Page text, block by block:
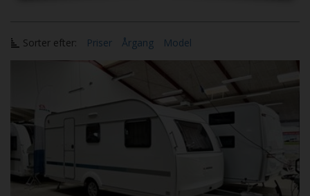
Sorter efter: Priser Årgang Model